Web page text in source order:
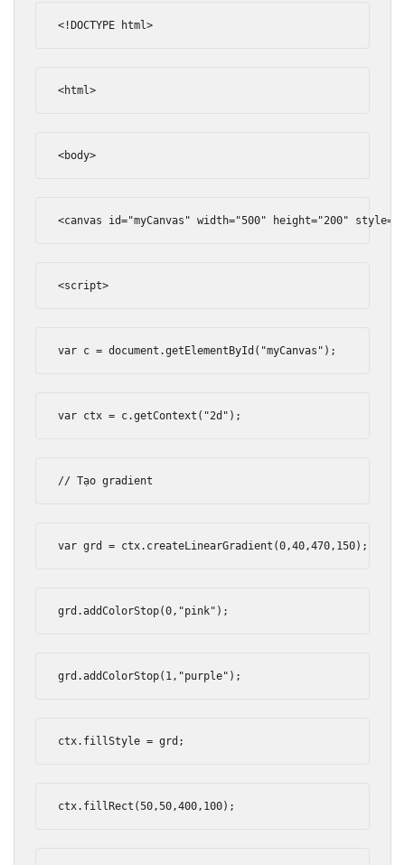
<!DOCTYPE html>
<html>
<body>
<canvas id="myCanvas" width="500" height="200" style=
<script>
var c = document .getElementById ( "myCanvas" );
var ctx = c.getContext ( "2d" );
// Tạo gradient
var grd = ctx. createLinearGradient (0,40,470, 150);
grd .addColorStop(0, "pink" );
grd .addColorStop( 1, "purple" );
ctx. fillStyle = grd ;
ctx. fillRect (50,50,400, 100);